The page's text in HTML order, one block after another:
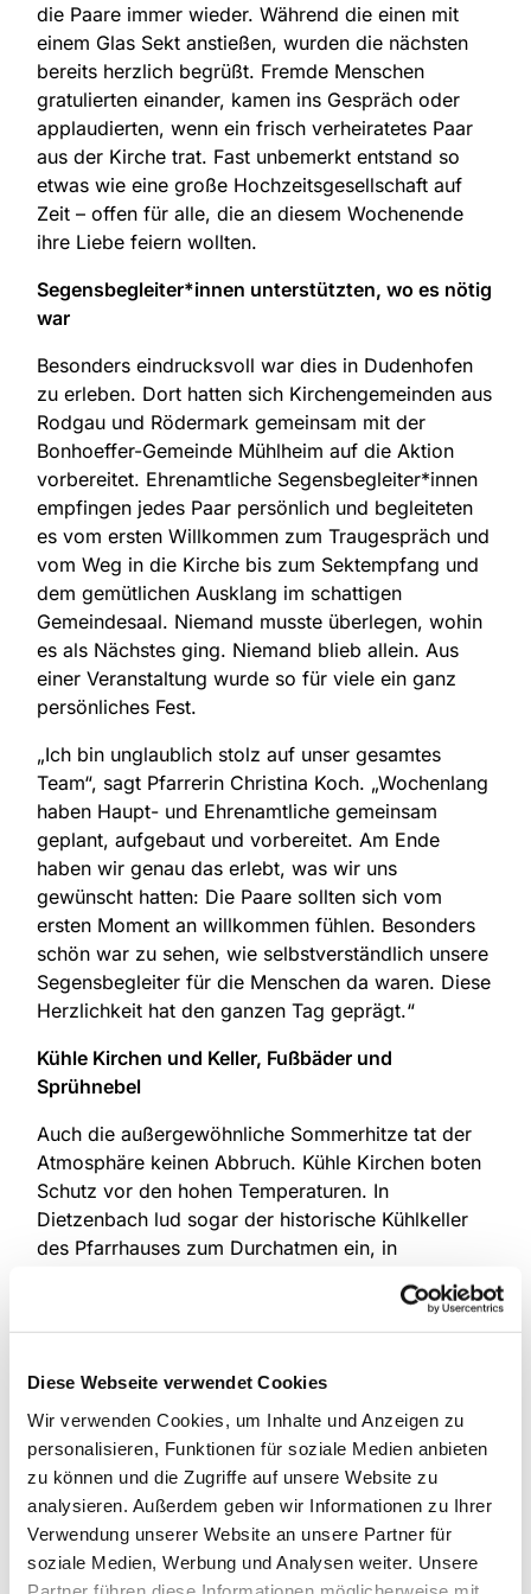
Diese Webseite verwendet Cookies
Wir verwenden Cookies, um Inhalte und Anzeigen zu
personalisieren, Funktionen für soziale Medien anbieten
zu können und die Zugriffe auf unsere Website zu
analysieren. Außerdem geben wir Informationen zu Ihrer
Verwendung unserer Website an unsere Partner für
soziale Medien, Werbung und Analysen weiter. Unsere
die Paare immer wieder. Während die einen mit
einem Glas Sekt anstießen, wurden die nächsten
bereits herzlich begrüßt. Fremde Menschen
gratulierten einander, kamen ins Gespräch oder
applaudierten, wenn ein frisch verheiratetes Paar
aus der Kirche trat. Fast unbemerkt entstand so
etwas wie eine große Hochzeitsgesellschaft auf
Zeit – offen für alle, die an diesem Wochenende
ihre Liebe feiern wollten.
Segensbegleiter*innen unterstützten, wo es nötig
war
Besonders eindrucksvoll war dies in Dudenhofen
zu erleben. Dort hatten sich Kirchengemeinden aus
Rodgau und Rödermark gemeinsam mit der
Bonhoeffer-Gemeinde Mühlheim auf die Aktion
vorbereitet. Ehrenamtliche Segensbegleiter*innen
empfingen jedes Paar persönlich und begleiteten
es vom ersten Willkommen zum Traugespräch und
vom Weg in die Kirche bis zum Sektempfang und
dem gemütlichen Ausklang im schattigen
Gemeindesaal. Niemand musste überlegen, wohin
es als Nächstes ging. Niemand blieb allein. Aus
einer Veranstaltung wurde so für viele ein ganz
persönliches Fest.
„Ich bin unglaublich stolz auf unser gesamtes
Team“, sagt Pfarrerin Christina Koch. „Wochenlang
haben Haupt- und Ehrenamtliche gemeinsam
geplant, aufgebaut und vorbereitet. Am Ende
haben wir genau das erlebt, was wir uns
gewünscht hatten: Die Paare sollten sich vom
ersten Moment an willkommen fühlen. Besonders
schön war zu sehen, wie selbstverständlich unsere
Segensbegleiter für die Menschen da waren. Diese
Herzlichkeit hat den ganzen Tag geprägt.“
Kühle Kirchen und Keller, Fußbäder und
Sprühnebel
Auch die außergewöhnliche Sommerhitze tat der
Atmosphäre keinen Abbruch. Kühle Kirchen boten
Schutz vor den hohen Temperaturen. In
Dietzenbach lud sogar der historische Kühlkeller
des Pfarrhauses zum Durchatmen ein, in
Erfrischung. Gastfreundschaft zeigte sich an
diesem Wochenende nicht nur in den
kleinen Aufmerksamkeiten am Rande – bis hin zur
spontan organisierten Runde Eis.
In Dietzenbach wurde deutlich, wie unterschiedlich
die Geschichten der Paare waren – und wie ähnlich
ihre Freude am Ende: „Jedes Paar brachte seine
ganz eigene Geschichte mit“, sagt Pfarrerin
Mareike Clausing. „Manche waren aufgeregt,